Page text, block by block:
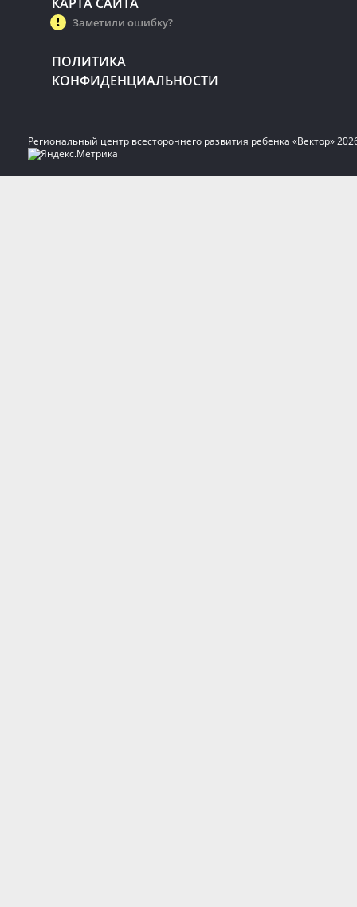
Заметили ошибку?
ПОЛИТИКА
КОНФИДЕНЦИАЛЬНОСТИ
Региональный центр всестороннего развития ребенка «Вектор»